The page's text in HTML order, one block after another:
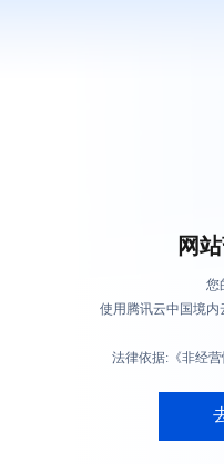
网
您
使用腾讯云中国境
法律依据:《非经